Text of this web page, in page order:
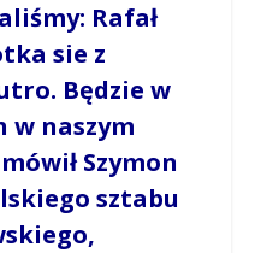
Rafał
sie z
Będzie w
w naszym
Szymon
sztabu